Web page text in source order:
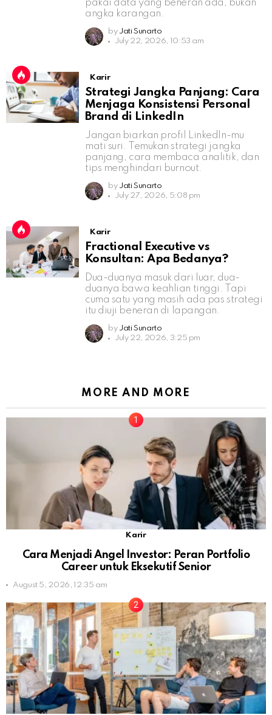
pakai data yang beneran ada, bukan
angka karangan.
by Jati Sunarto
July 22, 2026, 10:53 am
Karir
Strategi Jangka Panjang: Cara
Menjaga Konsistensi Personal
Brand di LinkedIn
Jangan biarkan profil LinkedIn-mu
mati suri. Temukan strategi jangka
panjang, cara membaca analitik, dan
tips menghindari burnout.
by Jati Sunarto
July 27, 2026, 5:08 pm
Karir
Fractional Executive vs
Konsultan: Apa Bedanya?
Dua-duanya masuk dari luar, dua-
duanya bawa keahlian tinggi. Tapi
cuma satu yang masih ada pas strategi
itu diuji beneran di lapangan.
by Jati Sunarto
July 22, 2026, 3:25 pm
MORE AND MORE
Karir
Cara Menjadi Angel Investor: Peran Portfolio
Career untuk Eksekutif Senior
August 5, 2026, 12:35 am